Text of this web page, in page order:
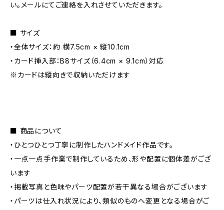
い。メールにてご連絡を入れさせていただきます。
■ サイズ
・全体サイズ：約 横7.5cm × 縦10.1cm
・カード挿入部：B8サイズ（6.4cm × 9.1cm）対応
※カードは縦向きで収納いただけます
■ 商品について
・ひとつひとつ丁寧に制作したハンドメイド作品です。
・一点一点手作業で制作しているため、形や配置に個体差がござ
います
・掲載写真と色味やパーツ配置が若干異なる場合がございます
・パーツは仕入れ状況により、類似のものへ変更となる場合がご